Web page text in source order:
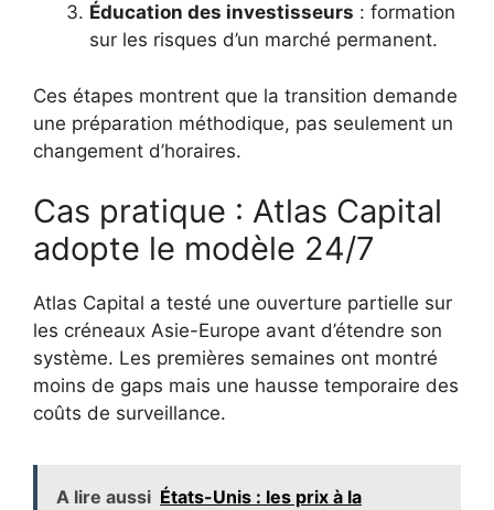
Éducation des investisseurs : formation
sur les risques d’un marché permanent.
Ces étapes montrent que la transition demande
une préparation méthodique, pas seulement un
changement d’horaires.
Cas pratique : Atlas Capital
adopte le modèle 24/7
Atlas Capital a testé une ouverture partielle sur
les créneaux Asie-Europe avant d’étendre son
système. Les premières semaines ont montré
moins de gaps mais une hausse temporaire des
coûts de surveillance.
A lire aussi États-Unis : les prix à la